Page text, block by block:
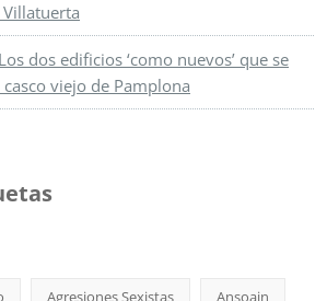
Villatuerta
Los dos edificios ‘como nuevos’ que se
viejo de Pamplona
Agresiones Sexistas Ansoain